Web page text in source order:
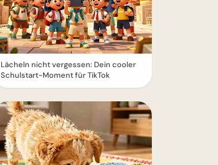
Lächeln nicht vergessen: Dein cooler
Schulstart-Moment für TikTok